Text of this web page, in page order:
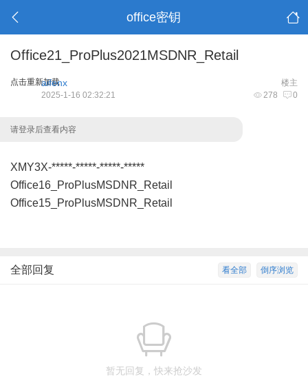
office密钥
Office21_ProPlus2021MSDNR_Retail
点击重新加载 楼主
aifenx
278 0
2025-1-16 02:32:21
请登录后查看内容
XMY3X-*****-*****-*****-*****
Office16_ProPlusMSDNR_Retail
Office15_ProPlusMSDNR_Retail
倒序浏览
看全部
全部回复
暂无回复，快来抢沙发